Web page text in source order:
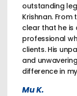
outstanding
Krishnan.
clear that he is
professional
clients. His
and
difference in
Mu K.